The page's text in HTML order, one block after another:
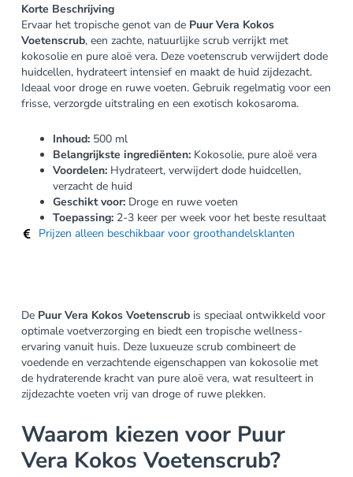
Korte Beschrijving
Ervaar het tropische genot van de Puur Vera Kokos
Voetenscrub, een zachte, natuurlijke scrub verrijkt met
kokosolie en pure aloë vera. Deze voetenscrub verwijdert dode
huidcellen, hydrateert intensief en maakt de huid zijdezacht.
Ideaal voor droge en ruwe voeten. Gebruik regelmatig voor een
frisse, verzorgde uitstraling en een exotisch kokosaroma.
Inhoud:500 ml
Belangrijkste ingrediënten:Kokosolie, pure aloë vera
Voordelen:Hydrateert, verwijdert dode huidcellen,
verzacht de huid
Geschikt voor:Droge en ruwe voeten
Toepassing:2-3 keer per week voor het beste resultaat
Prijzen alleen beschikbaar voor groothandelsklanten
De Puur Vera Kokos Voetenscrubis speciaal ontwikkeld voor
optimale voetverzorging en biedt een tropische wellness-
ervaring vanuit huis. Deze luxueuze scrub combineert de
voedende en verzachtende eigenschappen van kokosolie met
de hydraterende kracht van pure aloë vera, wat resulteert in
zijdezachte voeten vrij van droge of ruwe plekken.
Waarom kiezen voor Puur
Vera Kokos Voetenscrub?